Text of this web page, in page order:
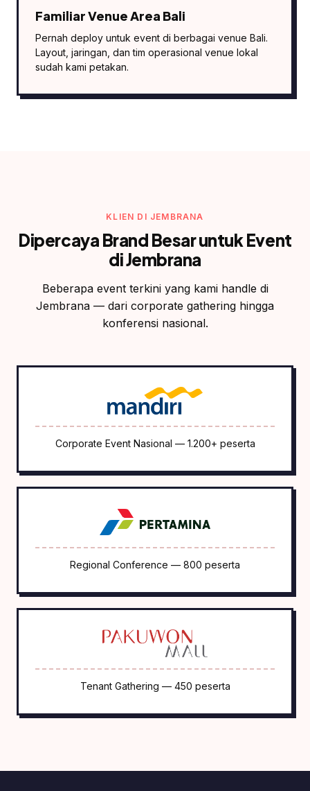
Familiar Venue Area Bali
Pernah deploy untuk event di berbagai venue Bali.
Layout, jaringan, dan tim operasional venue lokal
sudah kami petakan.
KLIEN DI JEMBRANA
Dipercaya Brand Besar untuk Event
di Jembrana
Beberapa event terkini yang kami handle di
Jembrana — dari corporate gathering hingga
konferensi nasional.
Corporate Event Nasional — 1.200+ peserta
Regional Conference — 800 peserta
Tenant Gathering — 450 peserta